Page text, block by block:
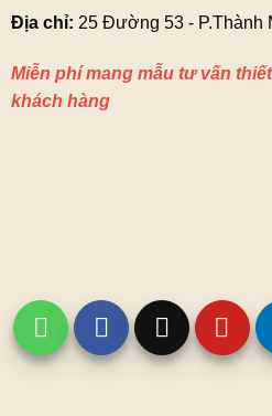
Địa chỉ: 25 Đường 53 - P.Thành
Miễn phí mang mẫu tư vấn
khách hàng